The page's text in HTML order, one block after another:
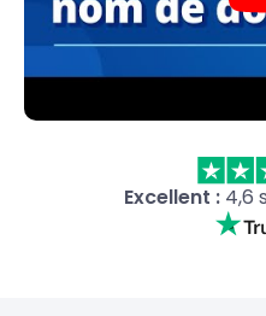
Excellent :4,6